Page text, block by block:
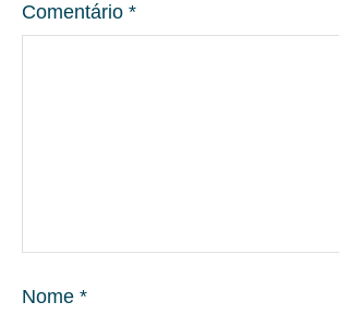
Comentário *
Nome *